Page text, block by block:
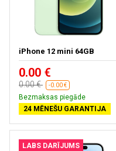
iPhone 12 mini 64GB
0.00 €
0.00 € -0.00 €
Bezmaksas piegāde
24 MĒNEŠU GARANTIJA
LABS DARĪJUMS